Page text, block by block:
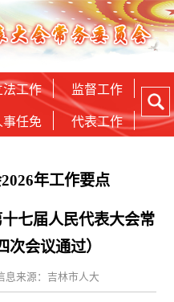
法工作 监督工作
事任免 代表工作
年工作要点
七届人民代表大会常
次会议通过）
息来源：吉林市人大